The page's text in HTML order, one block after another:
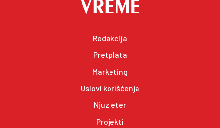
Redakcija
Pretplata
Marketing
Uslovi korišćenja
Njuzleter
Projekti